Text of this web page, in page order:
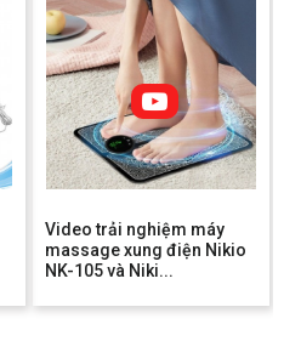
Video trải nghiệm máy
massage xung điện Nikio
NK-105 và Niki...